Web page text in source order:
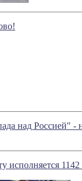
над Россией"
исполняется 1142